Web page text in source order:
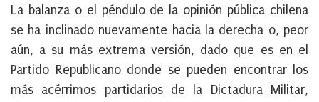
La balanza o el péndulo de la opinión pública chilena
se ha inclinado nuevamente hacia la derecha o, peor
aún, a su más extrema versión, dado que es en el
Partido Republicano donde se pueden encontrar los
más acérrimos partidarios de la Dictadura Militar,